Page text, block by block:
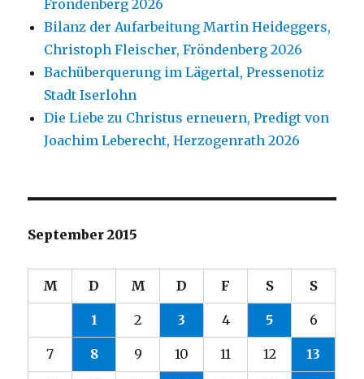
Fröndenberg 2026
Bilanz der Aufarbeitung Martin Heideggers,
Christoph Fleischer, Fröndenberg 2026
Bachüberquerung im Lägertal, Pressenotiz
Stadt Iserlohn
Die Liebe zu Christus erneuern, Predigt von
Joachim Leberecht, Herzogenrath 2026
September 2015
M D M D F S S
1 2 3 4 5 6
7 8 9 10 11 12 13